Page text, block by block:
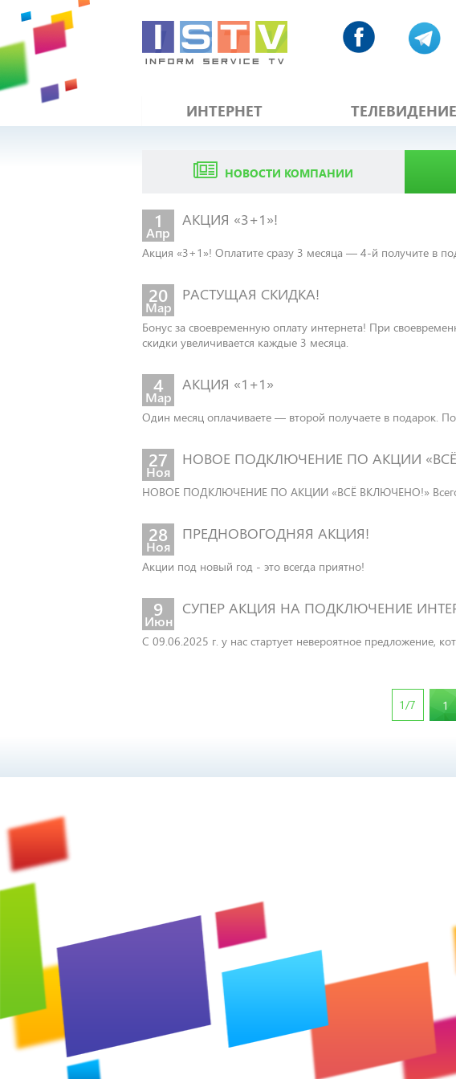
ИНТЕРНЕТ ТЕЛЕВИДЕНИЕ
НОВОСТИ КОМПАНИИ
1
Апр
АКЦИЯ «3+1»!
Акция «3+1»! Оплатите сразу 3 месяца — 4-й получите в
20
Мар
РАСТУЩАЯ СКИДКА!
Бонус за своевременную оплату интернета! При
скидки увеличивается каждые 3 месяца.
4
Мар
АКЦИЯ «1+1»
Один месяц оплачиваете — второй получаете в подарок.
27
Ноя
НОВОЕ ПОДКЛЮЧЕНИЕ ПО АКЦИИ
НОВОЕ ПОДКЛЮЧЕНИЕ ПО АКЦИИ «ВСЁ ВКЛЮЧЕНО!» Всего
28
Ноя
ПРЕДНОВОГОДНЯЯ АКЦИЯ!
Акции под новый год - это всегда приятно!
9
Июн
СУПЕР АКЦИЯ НА ПОДКЛЮЧЕНИЕ
С 09.06.2025 г. у нас стартует невероятное предложение,
1/7 1